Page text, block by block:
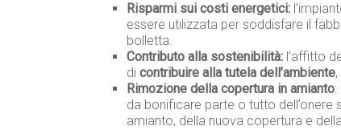
Risparmi sui costi energetici:
essere utilizzata per soddisfare il
bolletta.
Contributo alla sostenibilità: l’affitto
di contribuire alla tutela dell’ambiente
Rimozione della copertura in amianto
da bonificare parte o tutto
amianto, della nuova copertura e